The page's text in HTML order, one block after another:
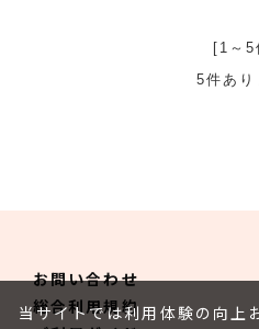
[1～5
5件あり
お問い合わせ
総合利用規約
当サイトでは利用体験の向上